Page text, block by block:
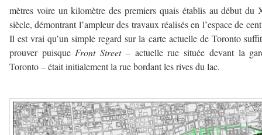
mètres voire un kilomètre des premiers quais établis au début du
siècle, démontrant l’ampleur des travaux réalisés en l’espace de
Il est vrai qu’un simple regard sur la carte actuelle de Toronto
prouver puisque Front Street – actuelle rue située devant la
Toronto – était initialement la rue bordant les rives du lac.